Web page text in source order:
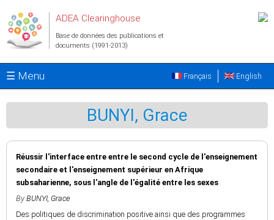
ADEA Clearinghouse
Base de données des publications et
documents (1991-2013)
☰ Menu English
Français
BUNYI, Grace
Réussir l'interface entre entre le second cycle de l'enseignement
secondaire et l'enseignement supérieur en Afrique
subsaharienne, sous l'angle de l'égalité entre les sexes
By BUNYI, Grace
Des politiques de discrimination positive ainsi que des programmes